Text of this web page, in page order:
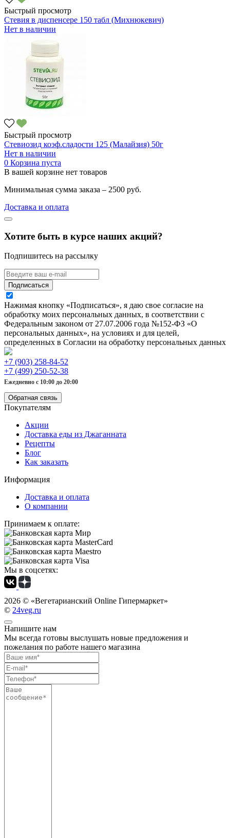
Быстрый просмотр
Стевия в диспенсере 150 табл (Михнюкевич)
Нет в наличии
Быстрый просмотр
Стевиозид коэф.сладости 125 (Малайзия) 50г
Нет в наличии
0 Корзина пуста
В вашей корзине нет товаров
Минимальная сумма заказа – 2500 руб.
Доставка и оплата
Хотите быть в курсе наших акций?
Подпишитесь на рассылку
Подписаться
Нажимая кнопку «Подписаться», я даю свое согласие на
обработку моих персональных данных, в соответствии с
Федеральным законом от 27.07.2006 года №152-ФЗ «О
персональных данных», на условиях и для целей,
определенных в Согласии на обработку персональных данных
+7 (903) 258-84-52
+7 (499) 250-52-38
Ежедневно с 10:00 до 20:00
Обратная связь
Покупателям
Акции
Доставка еды из Джаганната
Рецепты
Блог
Как заказать
Информация
Доставка и оплата
О компании
Принимаем к оплате:
Мы в соцсетях:
2026 © «Вегетарианский Online Гипермаркет»
© 24veg.ru
Напишите нам
Мы всегда готовы выслушать новые предложения и
пожелания по работе нашего магазина